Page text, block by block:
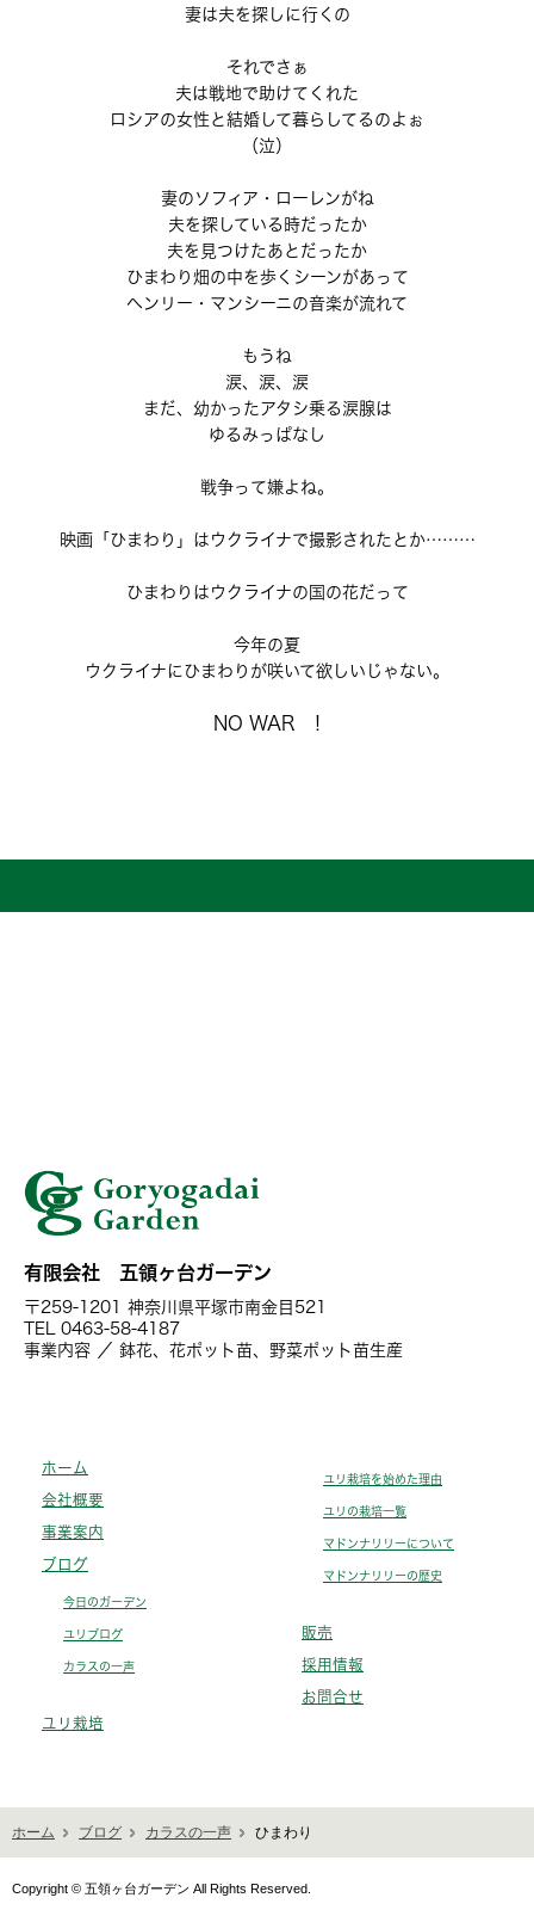
妻は夫を探しに行くの
それでさぁ
夫は戦地で助けてくれた
ロシアの女性と結婚して暮らしてるのよぉ
（泣）
妻のソフィア・ローレンがね
夫を探している時だったか
夫を見つけたあとだったか
ひまわり畑の中を歩くシーンがあって
ヘンリー・マンシーニの音楽が流れて
もうね
涙、涙、涙
まだ、幼かったアタシ乗る涙腺は
ゆるみっぱなし
戦争って嫌よね。
映画「ひまわり」はウクライナで撮影されたとか………
ひまわりはウクライナの国の花だって
今年の夏
ウクライナにひまわりが咲いて欲しいじゃない。
NO WAR !
有限会社 五領ヶ台ガーデン
〒259-1201 神奈川県平塚市南金目521
TEL 0463-58-4187
事業内容 ／ 鉢花、花ポット苗、野菜ポット苗生産
ホーム
会社概要
事業案内
ブログ
今日のガーデン
ユリブログ
カラスの一声
ユリ栽培
ユリ栽培を始めた理由
ユリの栽培一覧
マドンナリリーについて
マドンナリリーの歴史
販売
採用情報
お問合せ
ホーム ブログ カラスの一声 ひまわり
Copyright © 五領ヶ台ガーデン All Rights Reserved.